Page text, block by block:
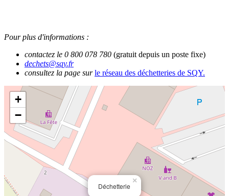
Pour plus d'informations :
contactez le 0 800 078 780 (gratuit depuis un poste fixe)
dechets@sqy.fr
consultez la page sur le réseau des déchetteries de SQY.
Déchetterie
×
+
−